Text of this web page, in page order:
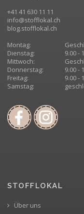
+41 41 630 11 11
info@stofflokal.ch
blog.stofflokal.ch
Montag:
Dienstag:
9.00 -
Mittwoch:
Donnerstag:
9.00 -
Freitag:
9.00 -
Samstag:
STOFFLOKAL
Über uns